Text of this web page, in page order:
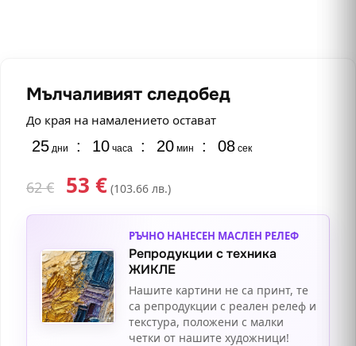
Мълчаливият следобед
До края на намалението остават
25 дни : 10 часа : 20 мин : 07 сек
62€ 53 € (103.66 лв.)
РЪЧНО НАНЕСЕН МАСЛЕН РЕЛЕФ
Репродукции с техника
ЖИКЛЕ
Нашите картини не са принт, те
са репродукции с реален релеф и
текстура, положени с малки
четки от нашите художници!